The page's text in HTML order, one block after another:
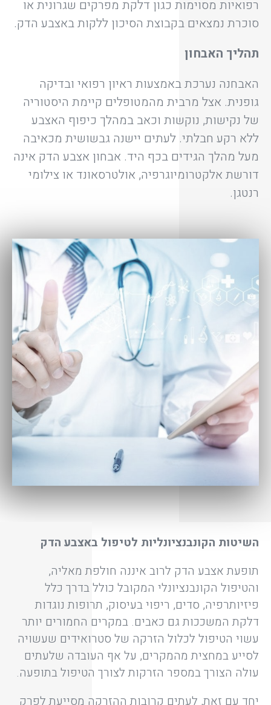
רפואיות מסוימות כגון דלקת מפרקים שגרונית או
סוכרת נמצאים בקבוצת הסיכון ללקות באצבע הדק.
תהליך האבחון
האבחנה נערכת באמצעות ראיון רפואי ובדיקה
גופנית. אצל מרבית מהמטופלים קיימת היסטוריה
של נקישות, נוקשות וכאב במהלך כיפוף האצבע
ללא רקע חבלתי. לעתים יישנה גבשושית מכאיבה
מעל מהלך הגידים בכף היד. אבחון אצבע הדק אינה
דורשת אלקטרומיוגרפיה, אולטרסאונד או צילומי
רנטגן.
השיטות הקונבנציונליות לטיפול באצבע הדק
תופעת אצבע הדק לרוב איננה חולפת מאליה,
והטיפול הקונבנציונלי המקובל כולל בדרך כלל
פיזיותרפיה, סדים, ריפוי בעיסוק, תרופות נוגדות
דלקת המשככות גם כאבים. במקרים החמורים יותר
עשוי הטיפול לכלול הזרקה של סטרואידים שעשויה
לסייע במחצית מהמקרים, על אף העובדה שלעתים
עולה הצורך במספר הזרקות לצורך הטיפול בתופעה.
יחד עם זאת, לעתים קרובות ההזרקה מסייעת לפרק